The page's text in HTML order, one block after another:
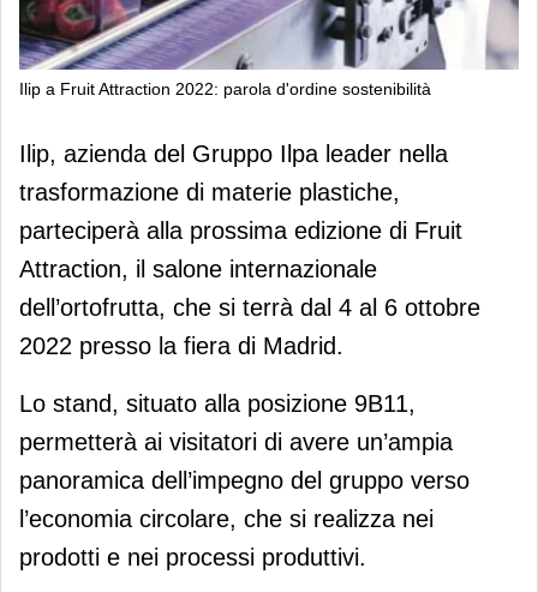
Ilip a Fruit Attraction 2022: parola d'ordine sostenibilità
Ilip a Fruit Attraction 2022: parola
d'ordine sostenibilità
Ilip, azienda del Gruppo Ilpa leader nella
trasformazione di materie plastiche,
parteciperà alla prossima edizione di Fruit
Attraction, il salone internazionale
dell’ortofrutta, che si terrà dal 4 al 6 ottobre
2022 presso la fiera di Madrid.
Lo stand, situato alla posizione 9B11,
permetterà ai visitatori di avere un’ampia
panoramica dell’impegno del gruppo verso
l’economia circolare, che si realizza nei
prodotti e nei processi produttivi.